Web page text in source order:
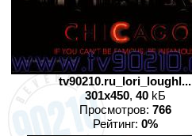
tv90210.ru_lori_loughl...
301x450, 40kБ
Просмотров: 766
Рейтинг: 0%